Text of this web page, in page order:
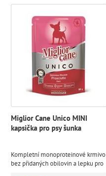
Miglior Cane Unico MINI
kapsička pro psy šunka
Kompletní monoproteinové krmivo
bez přidaných obilovin a lepku pro